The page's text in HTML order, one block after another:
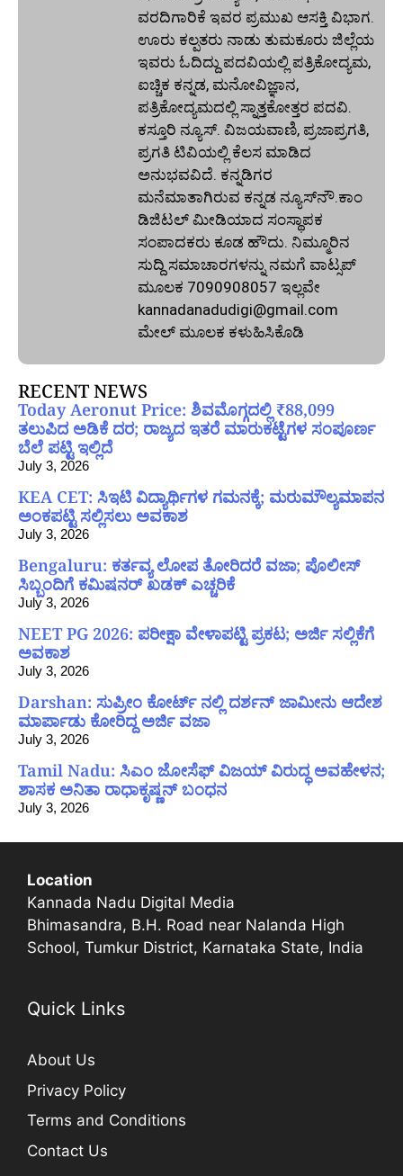
ವರದಿಗಾರಿಕೆ ಇವರ ಪ್ರಮುಖ ಆಸಕ್ತಿ ವಿಭಾಗ.
ಊರು ಕಲ್ಪತರು ನಾಡು ತುಮಕೂರು ಜಿಲ್ಲೆಯ
ಇವರು ಓದಿದ್ದು ಪದವಿಯಲ್ಲಿ ಪತ್ರಿಕೋದ್ಯಮ,
ಐಚ್ಚಿಕ ಕನ್ನಡ, ಮನೋವಿಜ್ಞಾನ,
ಪತ್ರಿಕೋದ್ಯಮದಲ್ಲಿ ಸ್ನಾತ್ತಕೋತ್ತರ ಪದವಿ.
ಕಸ್ತೂರಿ ನ್ಯೂಸ್‌. ವಿಜಯವಾಣಿ, ಪ್ರಜಾಪ್ರಗತಿ,
ಪ್ರಗತಿ ಟಿವಿಯಲ್ಲಿ ಕೆಲಸ ಮಾಡಿದ
ಅನುಭವವಿದೆ. ಕನ್ನಡಿಗರ
ಮನೆಮಾತಾಗಿರುವ ಕನ್ನಡ ನ್ಯೂಸ್‌ನೌ.ಕಾಂ
ಡಿಜಿಟಲ್‌ ಮೀಡಿಯಾದ ಸಂಸ್ಥಾಪಕ
ಸಂಪಾದಕರು ಕೂಡ ಹೌದು. ನಿಮ್ಮೂರಿನ
ಸುದ್ದಿ ಸಮಾಚಾರಗಳನ್ನು ನಮಗೆ ವಾಟ್ಸಪ್‌
ಮೂಲಕ 7090908057 ಇಲ್ಲವೇ
kannadanadudigi@gmail.com
ಮೇಲ್‌ ಮೂಲಕ ಕಳುಹಿಸಿಕೊಡಿ
RECENT NEWS
Today Aeronut Price: ಶಿವಮೊಗ್ಗದಲ್ಲಿ ₹88,099
ತಲುಪಿದ ಅಡಿಕೆ ದರ; ರಾಜ್ಯದ ಇತರೆ ಮಾರುಕಟ್ಟೆಗಳ ಸಂಪೂರ್ಣ
ಬೆಲೆ ಪಟ್ಟಿ ಇಲ್ಲಿದೆ
July 3, 2026
KEA CET: ಸಿಇಟಿ ವಿದ್ಯಾರ್ಥಿಗಳ ಗಮನಕ್ಕೆ; ಮರುಮೌಲ್ಯಮಾಪನ
ಅಂಕಪಟ್ಟಿ ಸಲ್ಲಿಸಲು ಅವಕಾಶ
July 3, 2026
Bengaluru: ಕರ್ತವ್ಯ ಲೋಪ ತೋರಿದರೆ ವಜಾ; ಪೊಲೀಸ್
ಸಿಬ್ಬಂದಿಗೆ ಕಮಿಷನರ್ ಖಡಕ್ ಎಚ್ಚರಿಕೆ
July 3, 2026
NEET PG 2026: ಪರೀಕ್ಷಾ ವೇಳಾಪಟ್ಟಿ ಪ್ರಕಟ; ಅರ್ಜಿ ಸಲ್ಲಿಕೆಗೆ
ಅವಕಾಶ
July 3, 2026
Darshan: ಸುಪ್ರೀಂ ಕೋರ್ಟ್ ನಲ್ಲಿ ದರ್ಶನ್ ಜಾಮೀನು ಆದೇಶ
ಮಾರ್ಪಾಡು ಕೋರಿದ್ದ ಅರ್ಜಿ ವಜಾ
July 3, 2026
Tamil Nadu: ಸಿಎಂ ಜೋಸೆಫ್ ವಿಜಯ್ ವಿರುದ್ಧ ಅವಹೇಳನ;
ಶಾಸಕ ಅನಿತಾ ರಾಧಾಕೃಷ್ಣನ್ ಬಂಧನ
July 3, 2026
Location
Kannada Nadu Digital Media
Bhimasandra, B.H. Road near Nalanda High
School, Tumkur District, Karnataka State, India
Quick Links
About Us
Privacy Policy
Terms and Conditions
Contact Us